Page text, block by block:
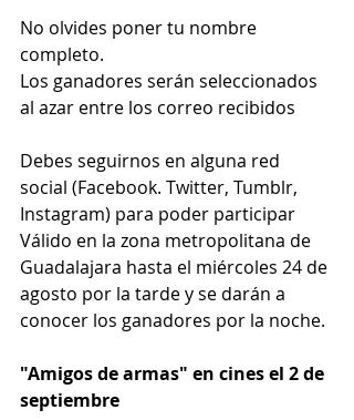
No olvides poner tu nombre
completo.
Los ganadores serán seleccionados
al azar entre los correo recibidos
Debes seguirnos en alguna red
social (Facebook. Twitter, Tumblr,
Instagram) para poder participar
Válido en la zona metropolitana de
Guadalajara hasta el miércoles 24 de
agosto por la tarde y se darán a
conocer los ganadores por la noche.
"Amigos de armas" en cines el 2 de
septiembre